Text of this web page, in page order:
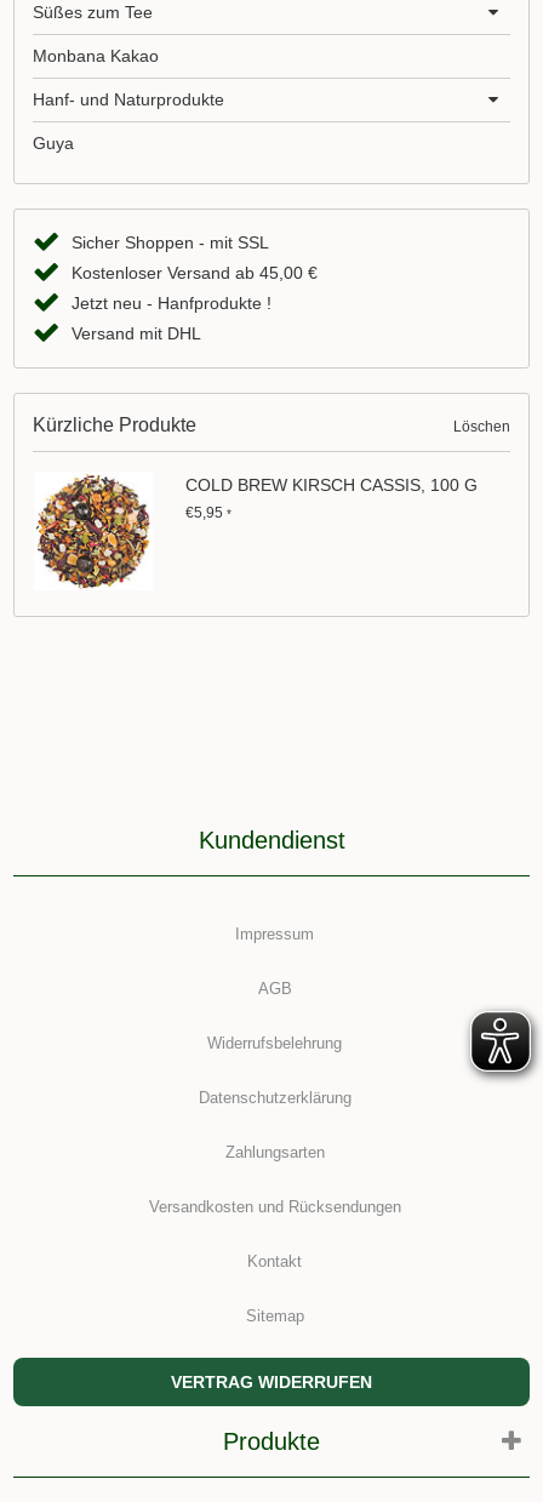
Süßes zum Tee
Monbana Kakao
Hanf- und Naturprodukte
Guya
Sicher Shoppen - mit SSL
Kostenloser Versand ab 45,00 €
Jetzt neu - Hanfprodukte !
Versand mit DHL
Kürzliche Produkte Löschen
COLD BREW KIRSCH CASSIS, 100 G
€5,95*
Kundendienst
Impressum
AGB
Widerrufsbelehrung
Datenschutzerklärung
Zahlungsarten
Versandkosten und Rücksendungen
Kontakt
Sitemap
VERTRAG WIDERRUFEN
Produkte